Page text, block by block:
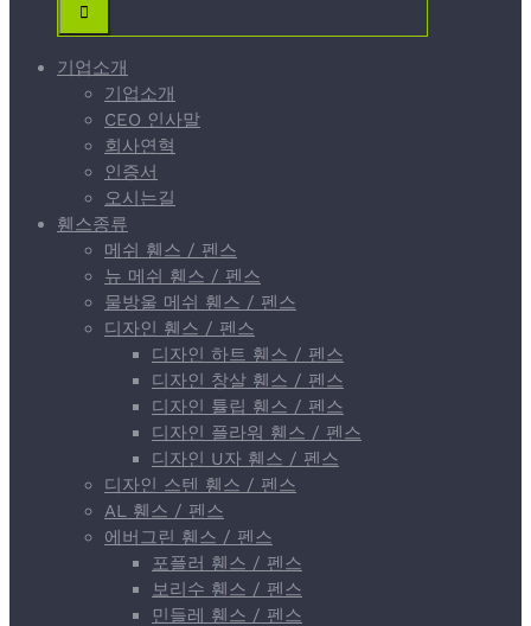
기업소개
기업소개
CEO 인사말
회사연혁
인증서
오시는길
휀스종류
메쉬 휀스 / 펜스
뉴 메쉬 휀스 / 펜스
물방울 메쉬 휀스 / 펜스
디자인 휀스 / 펜스
디자인 하트 휀스 / 펜스
디자인 창살 휀스 / 펜스
디자인 튤립 휀스 / 펜스
디자인 플라워 휀스 / 펜스
디자인 U자 휀스 / 펜스
디자인 스텐 휀스 / 펜스
AL 휀스 / 펜스
에버그린 휀스 / 펜스
포플러 휀스 / 펜스
보리수 휀스 / 펜스
민들레 휀스 / 펜스